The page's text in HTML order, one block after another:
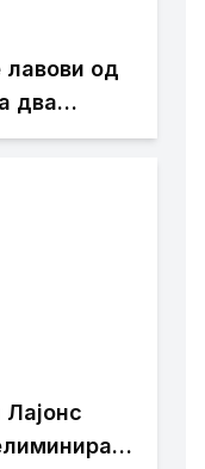
лавови од
два
поради